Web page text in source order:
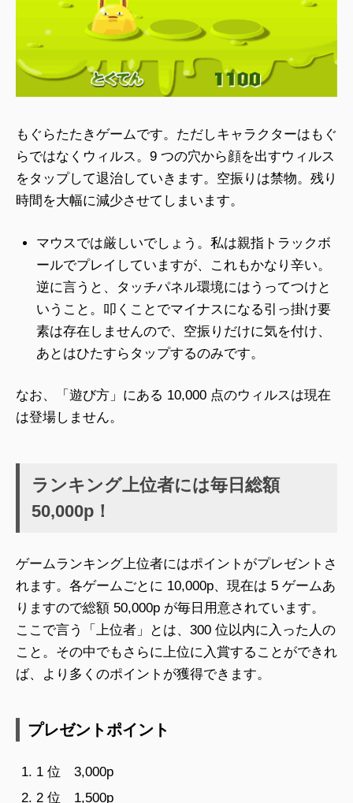
もぐらたたきゲームです。ただしキャラクターはもぐ
らではなくウィルス。9 つの穴から顔を出すウィルス
をタップして退治していきます。空振りは禁物。残り
時間を大幅に減少させてしまいます。
マウスでは厳しいでしょう。私は親指トラックボ
ールでプレイしていますが、これもかなり辛い。
逆に言うと、タッチパネル環境にはうってつけと
いうこと。叩くことでマイナスになる引っ掛け要
素は存在しませんので、空振りだけに気を付け、
あとはひたすらタップするのみです。
なお、「遊び方」にある 10,000 点のウィルスは現在
は登場しません。
ランキング上位者には毎日総額
50,000p！
ゲームランキング上位者にはポイントがプレゼントさ
れます。各ゲームごとに 10,000p、現在は 5 ゲームあ
りますので総額 50,000p が毎日用意されています。
ここで言う「上位者」とは、300 位以内に入った人の
こと。その中でもさらに上位に入賞することができれ
ば、より多くのポイントが獲得できます。
プレゼントポイント
1 位 3,000p
2 位 1,500p